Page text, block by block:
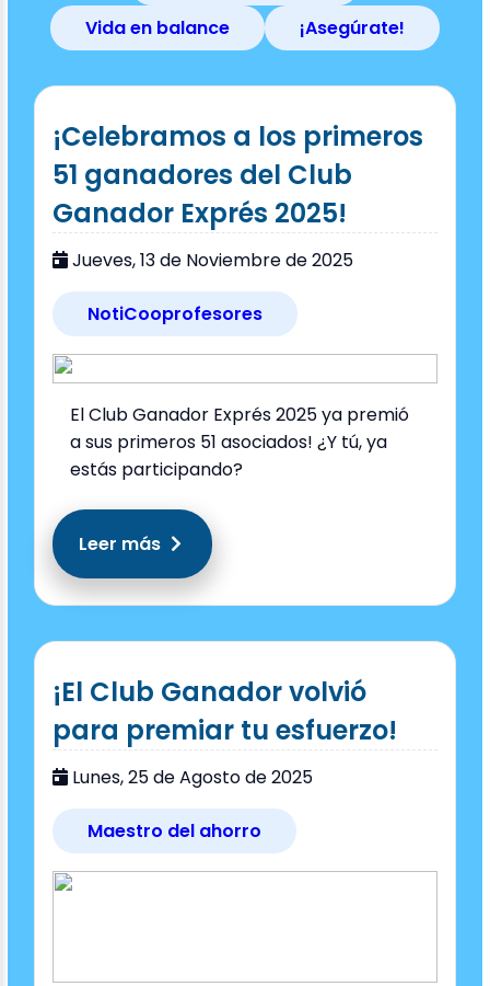
Vida en balance
¡Asegúrate!
¡Celebramos a los primeros
51 ganadores del Club
Ganador Exprés 2025!
Jueves, 13 de Noviembre de 2025
NotiCooprofesores
El Club Ganador Exprés 2025 ya premió
a sus primeros 51 asociados! ¿Y tú, ya
estás participando?
Leer más
¡El Club Ganador volvió
para premiar tu esfuerzo!
Lunes, 25 de Agosto de 2025
Maestro del ahorro